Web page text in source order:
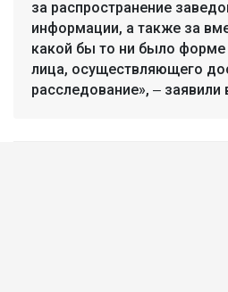
за распространение
информации, а также за
какой бы то ни было форме
лица, осуществляющего
расследование», ‒ заявили